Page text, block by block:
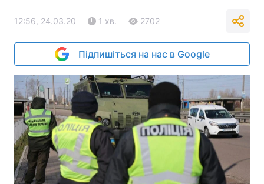
12:56, 24.03.20 1 хв. 2702
Підпишіться на нас в Google